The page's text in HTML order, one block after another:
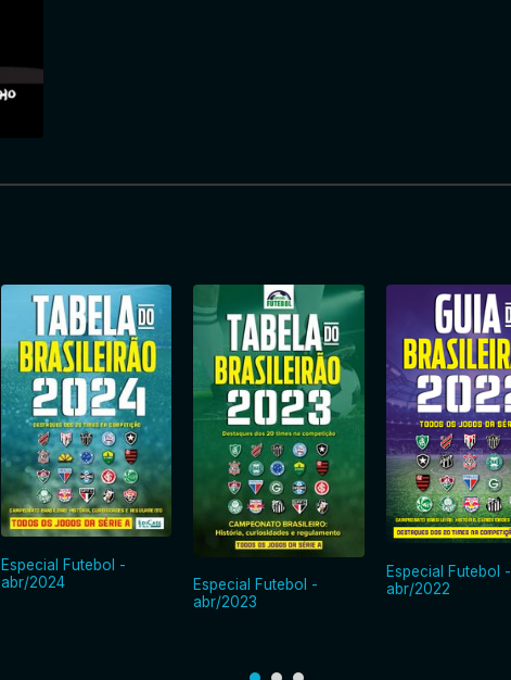
Especial Futebol -
abr/2024
Especial Futebol -
abr/2023
Especial Futebol -
abr/2022